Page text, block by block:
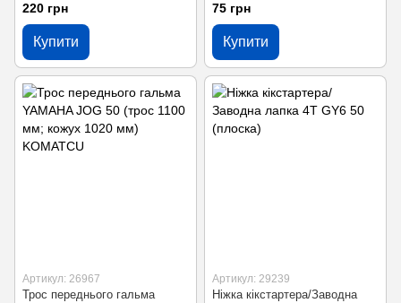
220 грн
Купити
75 грн
Купити
Артикул: 26967
Трос переднього гальма
Артикул: 29239
Ніжка кікстартера/Заводна